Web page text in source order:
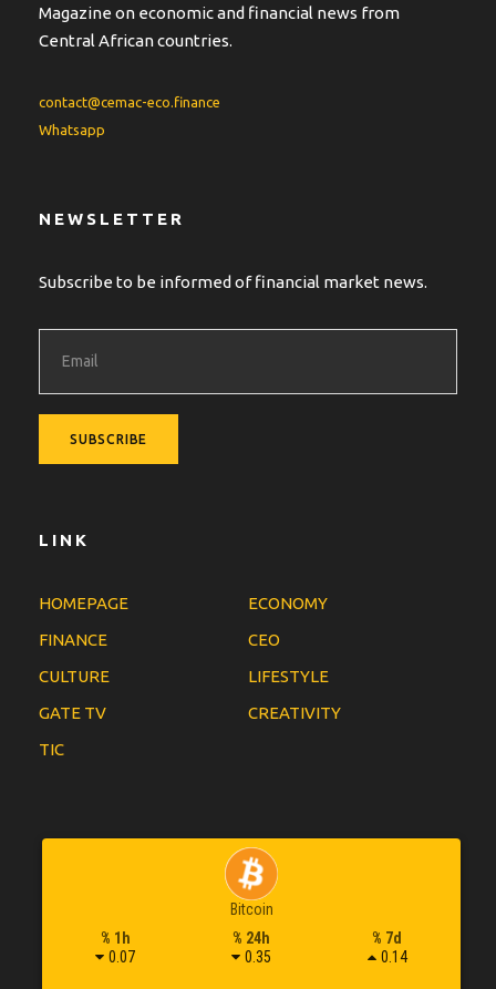
Magazine on economic and financial news from
Central African countries.
contact@cemac-eco.finance
Whatsapp
NEWSLETTER
Subscribe to be informed of financial market news.
LINK
HOMEPAGE
ECONOMY
FINANCE
CEO
CULTURE
LIFESTYLE
GATE TV
CREATIVITY
TIC
Bitcoin
% 1h
0.07
% 24h
0.35
% 7d
0.14